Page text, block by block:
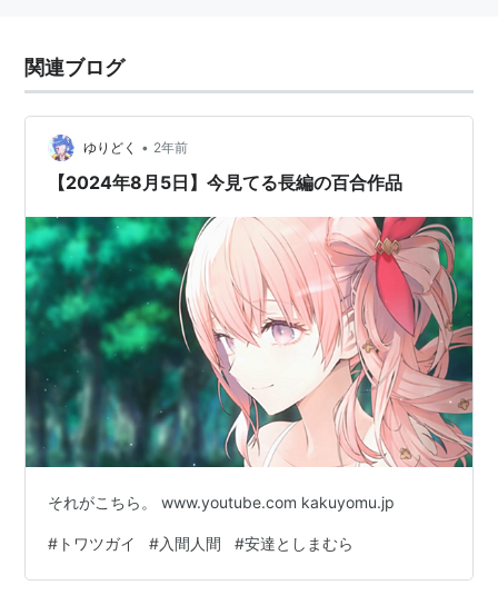
つつある新鋭作家。
執筆速度にも定評があり、デビュー１年で５冊の単行本
を上梓したほか、電撃文庫MAGAZINEにも多数の短編を
発表。また、ケータイサイト「ちょく読み」にて週一連
載も行っている。
作品リスト
嘘つきみーくんと壊れたまーちゃ
ん―幸せの背景は不幸 (電撃文庫)
作者:入間人間,左
出版社/メーカー:
メディアワークス
発売日:2007/06/01
メディア:文庫
購入
: 9人クリック : 420回
この商品を含むブログ (318件) を見る
嘘つきみーくんと壊れたまーちゃ
ん 善意の指針は悪意 2 (2)(電撃文
庫 い 9-2)
関連ブログ
ゆりどく • 2年前
【2024年8月5日】今見てる長編の百合作品
それがこちら。 www.youtube.com kakuyomu.jp
# トワツガイ #入間人間 #安達としまむら